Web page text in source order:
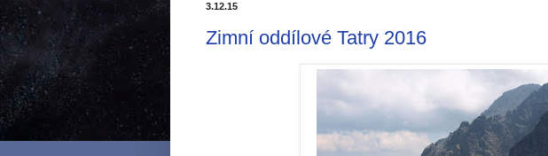
3.12.15
Zimní oddílové Tatry 2016